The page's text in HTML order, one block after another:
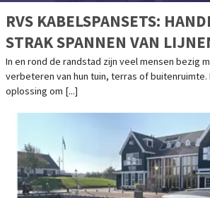
RVS KABELSPANSETS:
STRAK SPANNEN VAN
In en rond de randstad zijn veel mensen bezig
verbeteren van hun tuin, terras of buitenruimte.
oplossing om [...]